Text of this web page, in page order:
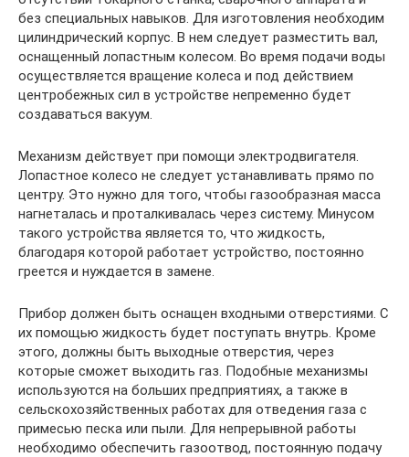
без специальных навыков. Для изготовления необходим
цилиндрический корпус. В нем следует разместить вал,
оснащенный лопастным колесом. Во время подачи воды
осуществляется вращение колеса и под действием
центробежных сил в устройстве непременно будет
создаваться вакуум.
Механизм действует при помощи электродвигателя.
Лопастное колесо не следует устанавливать прямо по
центру. Это нужно для того, чтобы газообразная масса
нагнеталась и проталкивалась через систему. Минусом
такого устройства является то, что жидкость,
благодаря которой работает устройство, постоянно
греется и нуждается в замене.
Прибор должен быть оснащен входными отверстиями. С
их помощью жидкость будет поступать внутрь. Кроме
этого, должны быть выходные отверстия, через
которые сможет выходить газ. Подобные механизмы
используются на больших предприятиях, а также в
сельскохозяйственных работах для отведения газа с
примесью песка или пыли. Для непрерывной работы
необходимо обеспечить газоотвод, постоянную подачу